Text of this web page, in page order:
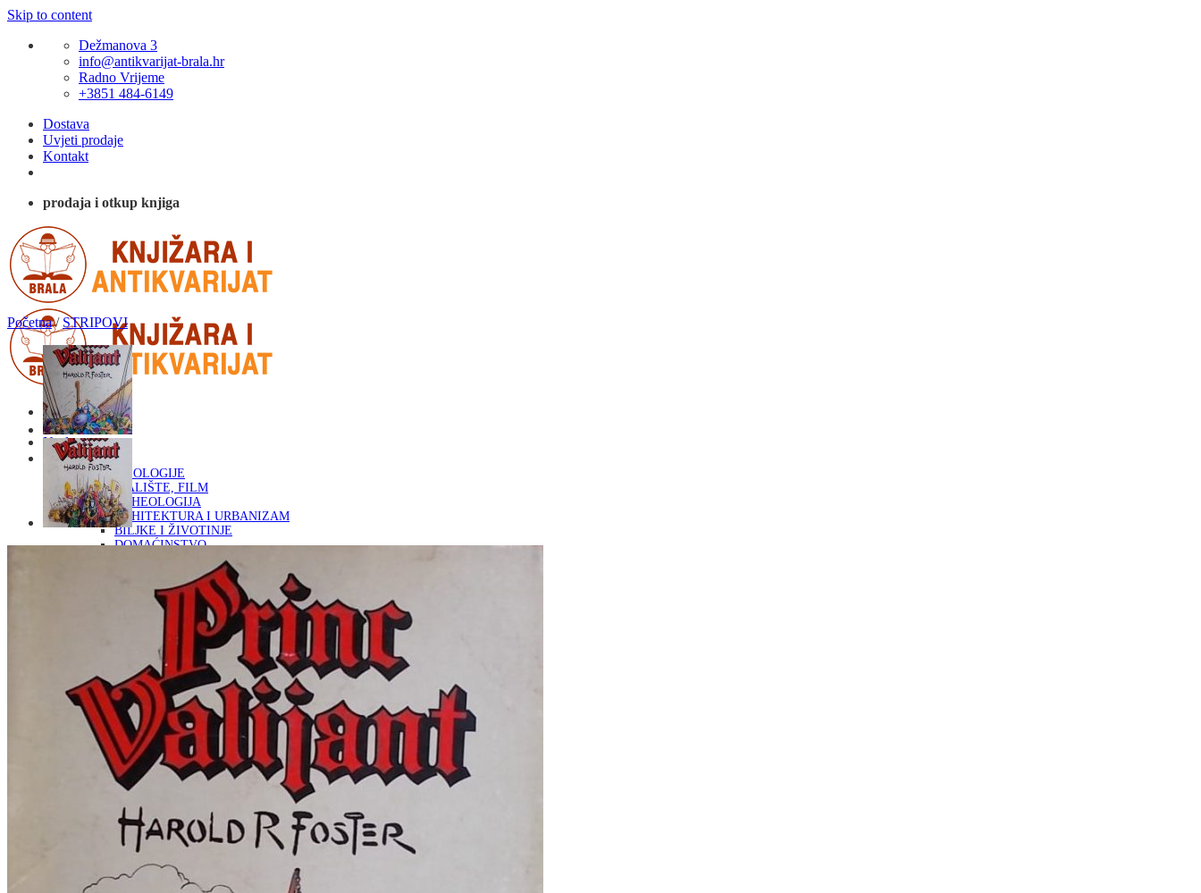
Skip to content
Dežmanova 3
info@antikvarijat-brala.hr
Radno Vrijeme
+3851 484-6149
Dostava
Uvjeti prodaje
Kontakt
prodaja i otkup knjiga
Naslovna
KNJIGE
OD ARHEOLOGIJE
DO KAZALIŠTE, FILM
ARHEOLOGIJA
ARHITEKTURA I URBANIZAM
BILJKE I ŽIVOTINJE
DOMAĆINSTVO
ENCIKLOPEDIJE I LEKSIKONI
FILOZOFIJA, SOCIOLOGIJA, ANTROPOLOGIJA
FOTOGRAFIJA
GLAZBENA UMJETNOST
KAZALIŠTE, FILM
OD KNJIŽEVNOST
KNJIŽEVNOST
LIKOVNA UMJETNOST
LJEKOVITO BILJE I ZDRAVLJE
MITOLOGIJA
POVIJEST I PUBLICISTIKA
PRIRODNE ZNANOSTI
PSIHOLOGIJA, POPULARNA PSIHOLOGIJA,
ALTERNATIVA
RAZNO
RELIGIJA
OD RJEČNIKA
DO ZEMLJOVIDA
RJEČNICI, GRAMATIKE, PRAVOPISI…
SPORT
Početna / STRIPOVI